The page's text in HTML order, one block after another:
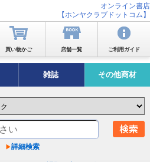
オンライン書店
【ホンヤクラブドットコム】
買い物かご 店舗一覧 ご利用ガイド
雑誌 その他商材
詳細検索